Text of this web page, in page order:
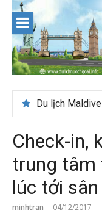
content
Check-in,
trung tâm
lúc tới
minhtran 04/12/2017